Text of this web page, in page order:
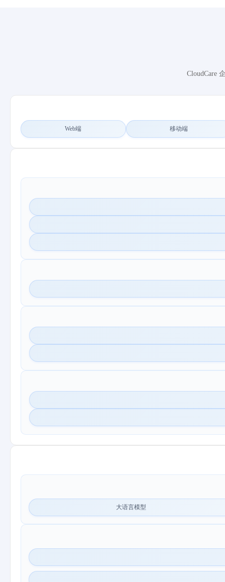
CloudCare
Web端 移动端
大语言模型